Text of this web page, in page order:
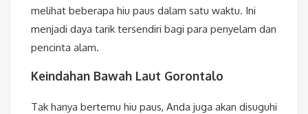
melihat beberapa hiu paus dalam satu waktu. Ini
menjadi daya tarik tersendiri bagi para penyelam dan
pencinta alam.
Keindahan Bawah Laut Gorontalo
Tak hanya bertemu hiu paus, Anda juga akan disuguhi